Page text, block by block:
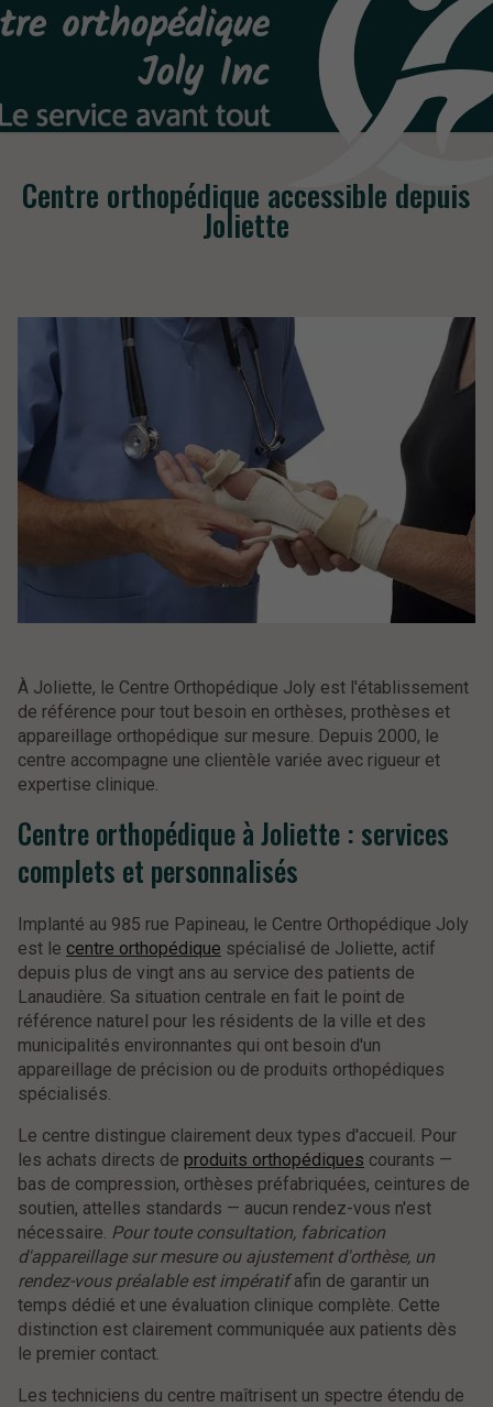
Centre orthopédique accessible depuis
Joliette
À Joliette, le Centre Orthopédique Joly est l'établissement
de référence pour tout besoin en orthèses, prothèses et
appareillage orthopédique sur mesure. Depuis 2000, le
centre accompagne une clientèle variée avec rigueur et
expertise clinique.
Centre orthopédique à Joliette : services
complets et personnalisés
Implanté au 985 rue Papineau, le Centre Orthopédique Joly
est le centre orthopédique spécialisé de Joliette, actif
depuis plus de vingt ans au service des patients de
Lanaudière. Sa situation centrale en fait le point de
référence naturel pour les résidents de la ville et des
municipalités environnantes qui ont besoin d'un
appareillage de précision ou de produits orthopédiques
spécialisés.
Le centre distingue clairement deux types d'accueil. Pour
les achats directs de produits orthopédiques courants —
bas de compression, orthèses préfabriquées, ceintures de
soutien, attelles standards — aucun rendez-vous n'est
nécessaire. Pour toute consultation, fabrication
d'appareillage sur mesure ou ajustement d'orthèse, un
rendez-vous préalable est impératifafin de garantir un
temps dédié et une évaluation clinique complète. Cette
distinction est clairement communiquée aux patients dès
le premier contact.
Les techniciens du centre maîtrisent un spectre étendu de